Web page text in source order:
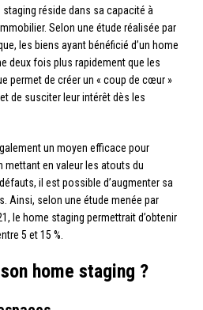
réside dans sa capacité à
Selon une étude réalisée par
les biens ayant bénéficié d’un home
deux fois plus rapidement que les
permet de créer un « coup de cœur »
de susciter leur intérêt dès les
un moyen efficace pour
mettant en valeur les atouts du
il est possible d’augmenter sa
Ainsi, selon une étude menée par
le home staging permettrait d’obtenir
5 et 15 %.
home staging ?